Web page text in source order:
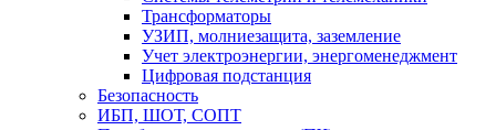
Трансформаторы
УЗИП, молниезащита, заземление
Учет электроэнергии, энергоменеджмент
Цифровая подстанция
Безопасность
ИБП, ШОТ, СОПТ